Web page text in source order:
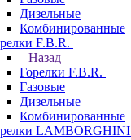
Дизельные
Комбинированные
F.B.R.
Назад
Горелки F.B.R.
Газовые
Дизельные
Комбинированные
LAMBORGHINI